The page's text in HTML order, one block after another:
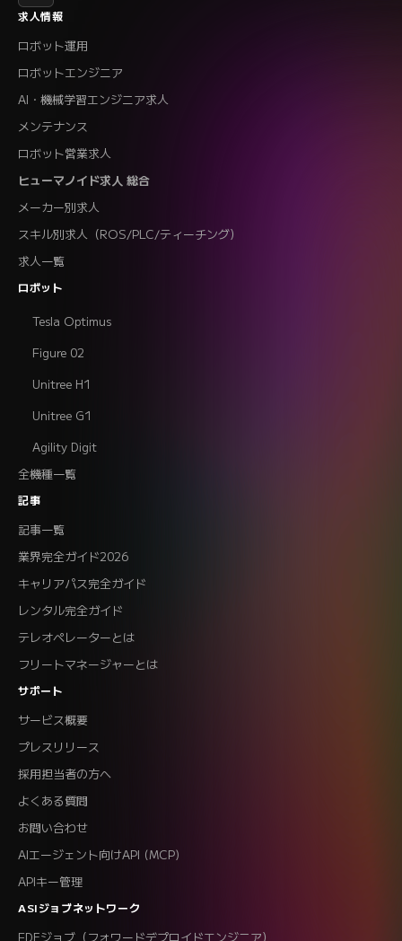
求人情報
ロボット運用
ロボットエンジニア
AI・機械学習エンジニア求人
メンテナンス
ロボット営業求人
ヒューマノイド求人 総合
メーカー別求人
スキル別求人（ROS/PLC/ティーチング）
求人一覧
ロボット
Tesla Optimus
Figure 02
Unitree H1
Unitree G1
Agility Digit
全機種一覧
記事
記事一覧
業界完全ガイド2026
キャリアパス完全ガイド
レンタル完全ガイド
テレオペレーターとは
フリートマネージャーとは
サポート
サービス概要
プレスリリース
採用担当者の方へ
よくある質問
お問い合わせ
AIエージェント向けAPI (MCP)
APIキー管理
ASIジョブネットワーク
FDEジョブ（フォワードデプロイドエンジニア）